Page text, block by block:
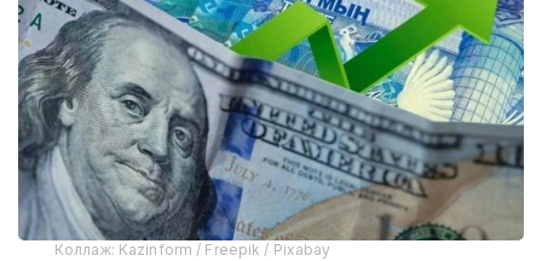
Коллаж: Kazinform / Freepik / Pixabay